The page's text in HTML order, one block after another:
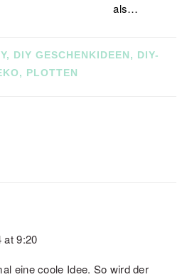
als…
, DIY GESCHENKIDEEN, DIY-
, PLOTTEN
at 9:20
eine coole Idee. So wird der